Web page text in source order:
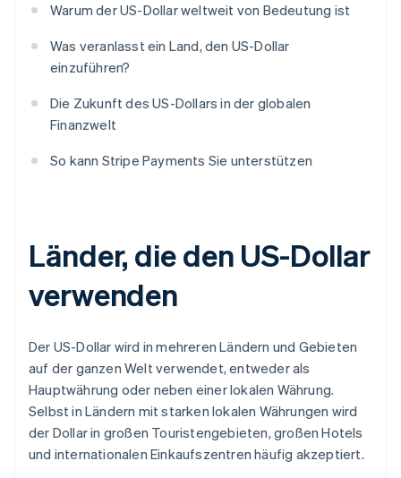
Warum der US-Dollar weltweit von Bedeutung ist
Was veranlasst ein Land, den US-Dollar
einzuführen?
Die Zukunft des US-Dollars in der globalen
Finanzwelt
So kann Stripe Payments Sie unterstützen
Länder, die den US-Dollar
verwenden
Der US-Dollar wird in mehreren Ländern und Gebieten
auf der ganzen Welt verwendet, entweder als
Hauptwährung oder neben einer lokalen Währung.
Selbst in Ländern mit starken lokalen Währungen wird
der Dollar in großen Touristengebieten, großen Hotels
und internationalen Einkaufszentren häufig akzeptiert.